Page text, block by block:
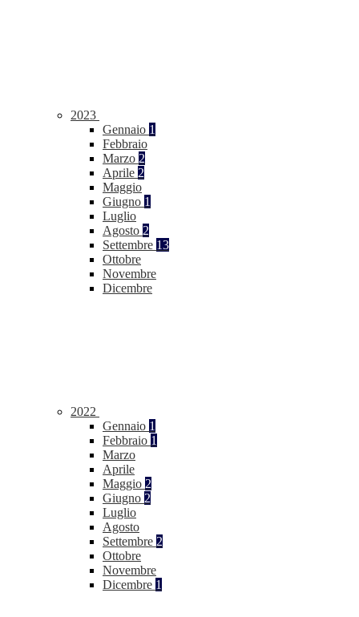
2023
Gennaio 1
Febbraio
Marzo 2
Aprile 2
Maggio
Giugno 1
Luglio
Agosto 2
Settembre 13
Ottobre
Novembre
Dicembre
2022
Gennaio 1
Febbraio 1
Marzo
Aprile
Maggio 2
Giugno 2
Luglio
Agosto
Settembre 2
Ottobre
Novembre
Dicembre 1